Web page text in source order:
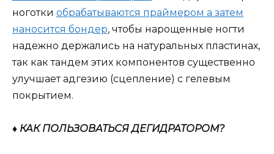
ноготки обрабатываются праймером а затем
наносится бондер, чтобы нарощенные ногти
надежно держались на натуральных пластинах,
так как тандем этих компонентов существенно
улучшает адгезию (сцепление) с гелевым
покрытием.
♦ КАК ПОЛЬЗОВАТЬСЯ ДЕГИДРАТОРОМ?